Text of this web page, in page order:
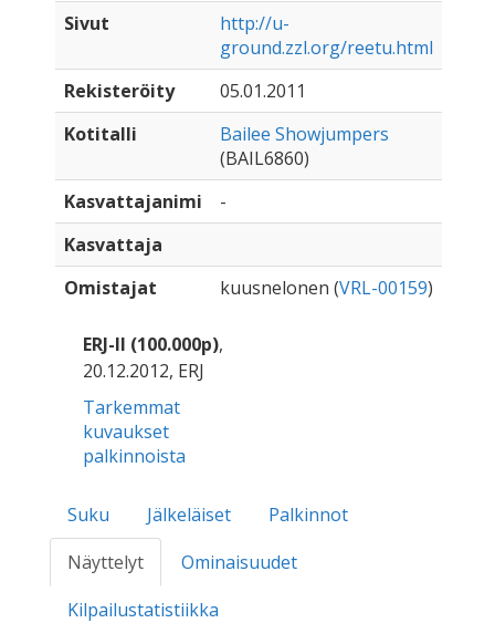
Sivut
http://u-
ground.zzl.org/reetu.html
Rekisteröity
05.01.2011
Kotitalli
Bailee Showjumpers
(BAIL6860)
Kasvattajanimi
-
Kasvattaja
Omistajat
kuusnelonen (VRL-00159)
ERJ-II (100.000p),
20.12.2012, ERJ
Tarkemmat
kuvaukset
palkinnoista
Suku Jälkeläiset
Palkinnot
Näyttelyt
Ominaisuudet
Kilpailustatistiikka